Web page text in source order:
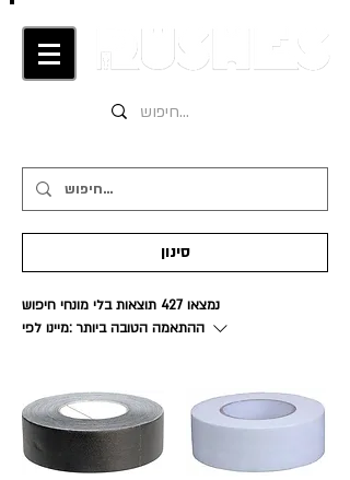
סינון
נמצאו 427 תוצאות בלי מונחי חיפוש
מיינו לפי: ההתאמה הטובה ביותר